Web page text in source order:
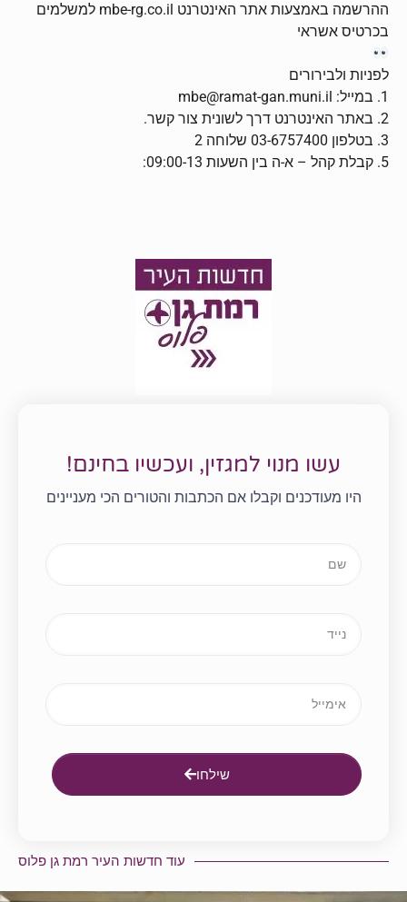
ההרשמה באמצעות אתר האינטרנט mbe-rg.co.il למשלמים
בכרטיס אשראי
לפניות ולבירורים
1. במייל: mbe@ramat-gan.muni.il
2. באתר האינטרנט דרך לשונית צור קשר.
3. בטלפון 03-6757400 שלוחה 2
5. קבלת קהל – א-ה בין השעות 09:00-13:
עשו מנוי למגזין, ועכשיו בחינם!
היו מעודכנים וקבלו אם הכתבות והטורים הכי מעניינים
שילחו
עוד חדשות העיר רמת גן פלוס​